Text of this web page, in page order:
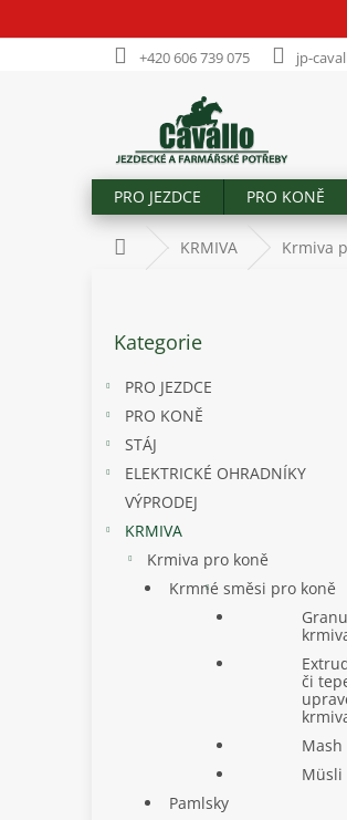
+420 606 739 075 jp-
PRO JEZDCE PRO KONĚ
Domů KRMIVA Krmiva
kategorie
Kategorie
PRO JEZDCE
PRO KONĚ
STÁJ
ELEKTRICKÉ OHRADNÍKY
VÝPRODEJ
KRMIVA
Krmiva pro koně
Krmné směsi pro koně
či
Mash
Müsli
Pamlsky